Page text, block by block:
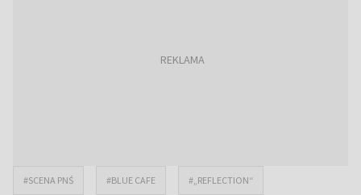
#SCENA PNŚ #BLUE CAFE #„REFLECTION“